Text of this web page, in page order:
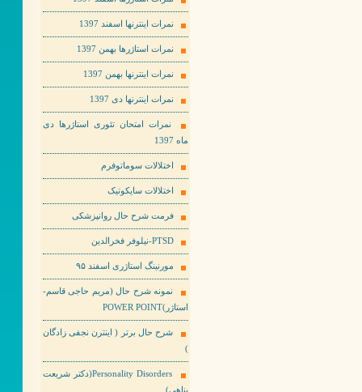
نمرات اینترنها اسفند 1397
نمرات استاژرها بهمن 1397
نمرات اینترنها بهمن 1397
نمرات اینترنها دی 1397
نمرات امتحان تئوری استاژرها دی
ماه 1397
اختلالات سوماتوفرم
اختلالات سایکوتیک
فرمت شرح حال روانپزشکی
PTSD-نیلوفر فخرالدین
مورنینگ استاژری اسفند ۹۵
نمونه شرح حال (مریم حاجی قاسم-
استاژر)POWER POINT
شرح حال برتر ( اینترن نجفی زادگان
)
Personality Disorders(دکتر شریعت
پناهی)